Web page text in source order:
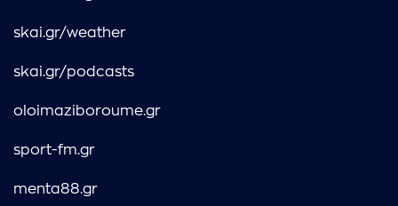
skai.gr/weather
skai.gr/podcasts
oloimaziboroume.gr
sport-fm.gr
menta88.gr